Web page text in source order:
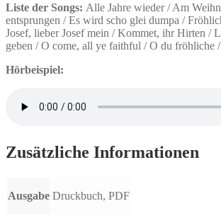
Liste der Songs: Alle Jahre wieder / Am
entsprungen / Es wird scho glei dumpa /
Josef, lieber Josef mein / Kommet, ihr Hirten /
geben / O come, all ye faithful / O du fröhliche
Hörbeispiel:
Zusätzliche Informationen
Ausgabe Druckbuch, PDF